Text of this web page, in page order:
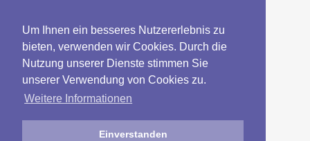
Um Ihnen ein besseres Nutzererlebnis zu
bieten, verwenden wir Cookies. Durch die
Nutzung unserer Dienste stimmen Sie
unserer Verwendung von Cookies zu.
Weitere Informationen
Einverstanden